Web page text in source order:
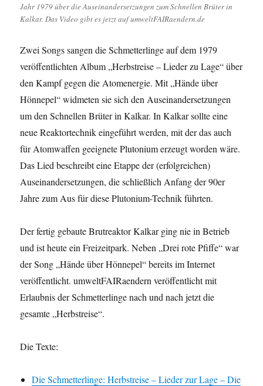
Jahr 1979 über die Auseinandersetzungen zum Schnellen Brüter in
Kalkar. Das Video gibt es jetzt auf umweltFAIRaendern.de
Zwei Songs sangen die Schmetterlinge auf dem 1979
veröffentlichten Album „Herbstreise – Lieder zu Lage“ über
den Kampf gegen die Atomenergie. Mit „Hände über
Hönnepel“ widmeten sie sich den Auseinandersetzungen
um den Schnellen Brüter in Kalkar. In Kalkar sollte eine
neue Reaktortechnik eingeführt werden, mit der das auch
für Atomwaffen geeignete Plutonium erzeugt worden wäre.
Das Lied beschreibt eine Etappe der (erfolgreichen)
Auseinandersetzungen, die schließlich Anfang der 90er
Jahre zum Aus für diese Plutonium-Technik führten.
Der fertig gebaute Brutreaktor Kalkar ging nie in Betrieb
und ist heute ein Freizeitpark. Neben „Drei rote Pfiffe“ war
der Song „Hände über Hönnepel“ bereits im Internet
veröffentlicht. umweltFAIRaendern veröffentlicht mit
Erlaubnis der Schmetterlinge nach und nach jetzt die
gesamte „Herbstreise“.
Die Texte:
Die Schmetterlinge: Herbstreise – Lieder zur Lage – Die